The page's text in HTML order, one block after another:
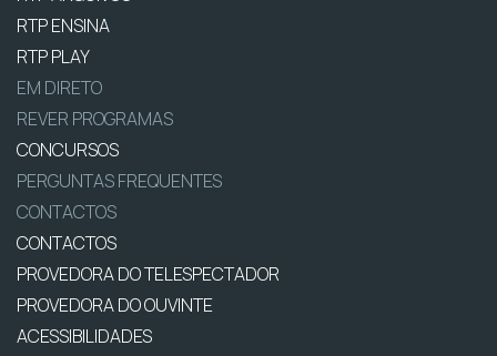
RTP ENSINA
RTP PLAY
EM DIRETO
REVER PROGRAMAS
CONCURSOS
PERGUNTAS FREQUENTES
CONTACTOS
CONTACTOS
PROVEDORA DO TELESPECTADOR
PROVEDORA DO OUVINTE
ACESSIBILIDADES